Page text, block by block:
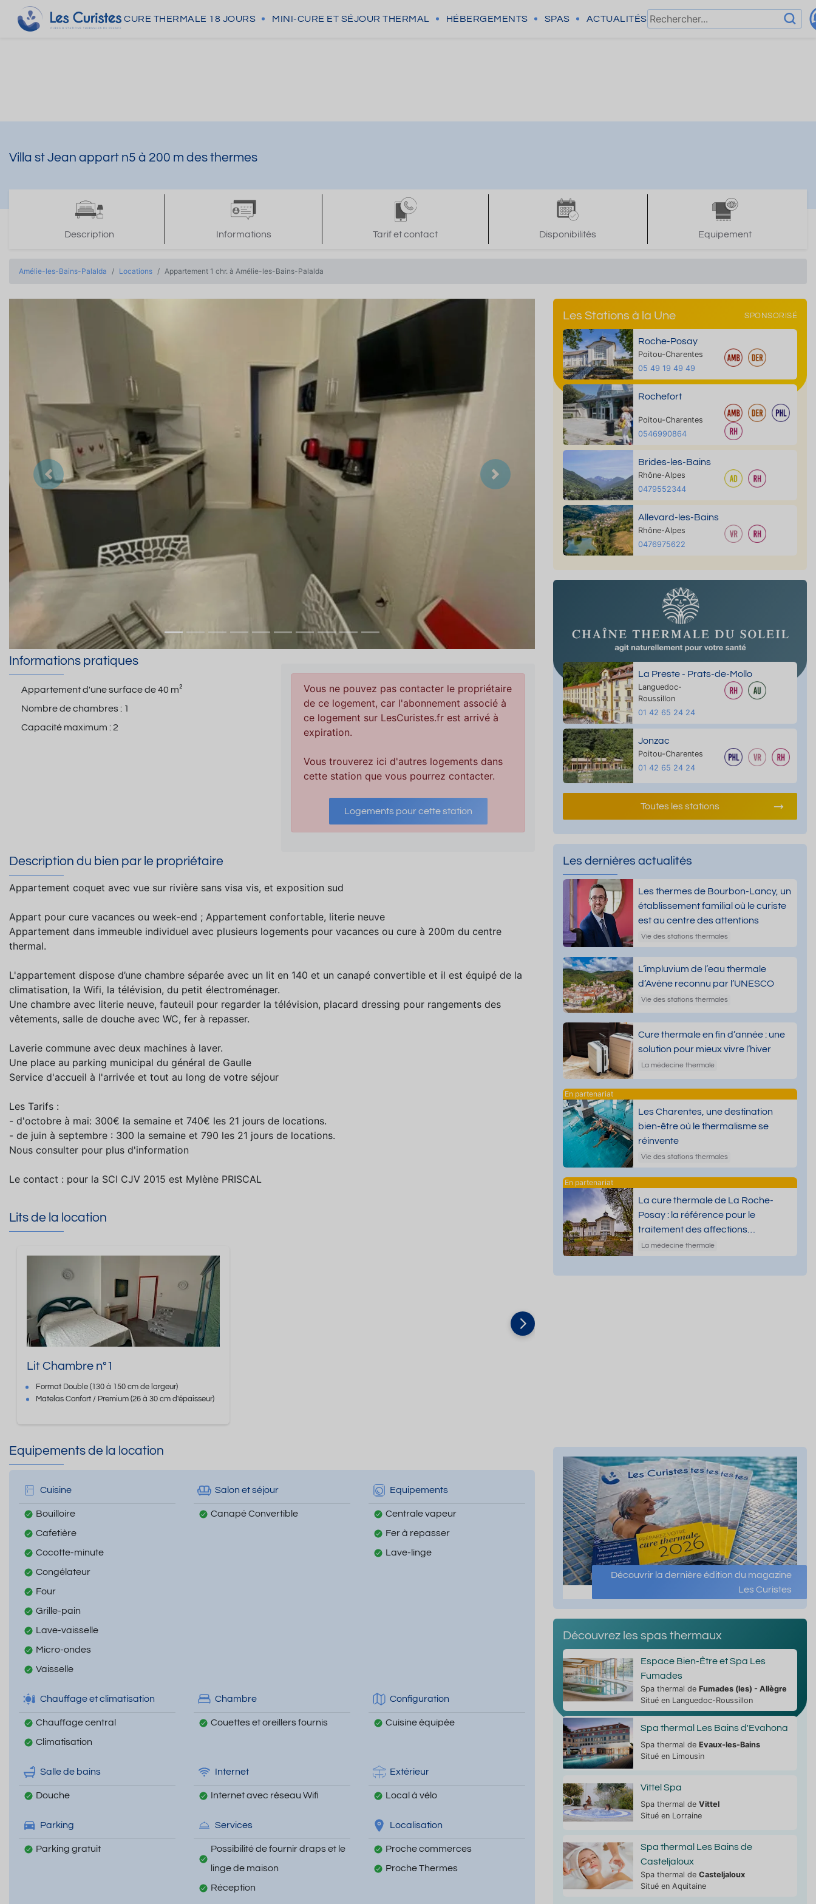
CURE THERMALE 18 JOURS MINI-CURE ET SÉJOUR THERMAL HÉBERGEMENTS SPAS ACTUALITÉS
Villa st Jean appart n5 à 200 m des thermes
Description Informations Tarif et contact Disponibilités Equipement
Amélie-les-Bains-Palalda Locations Appartement 1 chr. à Amélie-les-Bains-Palalda
Précedent Suivant
Informations pratiques
Appartement d'une surface de40 m²
Nombre de chambres : 1
Capacité maximum :2
Vous ne pouvez pas contacter le propriétaire
de ce logement, car l'abonnement associé à
ce logement sur LesCuristes.fr est arrivé à
expiration.
Vous trouverez ici d'autres logements dans
cette station que vous pourrez contacter.
Logements pour cette station
Description du bien par le propriétaire
Appartement coquet avec vue sur rivière sans visa vis, et exposition sud
Appart pour cure vacances ou week-end ; Appartement confortable, literie neuve
Appartement dans immeuble individuel avec plusieurs logements pour vacances ou cure à 200m du centre
thermal.
L'appartement dispose d’une chambre séparée avec un lit en 140 et un canapé convertible et il est équipé de la
climatisation, la Wifi, la télévision, du petit électroménager.
Une chambre avec literie neuve, fauteuil pour regarder la télévision, placard dressing pour rangements des
vêtements, salle de douche avec WC, fer à repasser.
Laverie commune avec deux machines à laver.
Une place au parking municipal du général de Gaulle
Service d'accueil à l'arrivée et tout au long de votre séjour
Les Tarifs :
- d'octobre à mai: 300€ la semaine et 740€ les 21 jours de locations.
- de juin à septembre : 300 la semaine et 790 les 21 jours de locations.
Nous consulter pour plus d'information
Le contact : pour la SCI CJV 2015 est Mylène PRISCAL
Lits de la location
Lit Chambre n°1
Format Double (130 à 150 cm de largeur)
Matelas Confort / Premium(26 à 30 cm d'épaisseur)
Equipements de la location
Cuisine
Bouilloire
Cafetière
Cocotte-minute
Congélateur
Four
Grille-pain
Lave-vaisselle
Micro-ondes
Vaisselle
Salon et séjour
Canapé Convertible
Equipements
Centrale vapeur
Fer à repasser
Lave-linge
Chauffage et climatisation
Chauffage central
Climatisation
Chambre
Couettes et oreillers fournis
Configuration
Cuisine équipée
Salle de bains
Douche
Internet
Internet avec réseau Wifi
Extérieur
Local à vélo
Parking
Parking gratuit
Services
Possibilité de fournir draps et le
linge de maison
Réception
Localisation
Proche commerces
Proche Thermes
Les Stations à la Une SPONSORISÉ
Roche-Posay
Poitou-Charentes
05 49 19 49 49
Rochefort
Poitou-Charentes
0546990864
Brides-les-Bains
Rhône-Alpes
0479552344
Allevard-les-Bains
Rhône-Alpes
0476975622
La Preste - Prats-de-Mollo
Languedoc-
Roussillon
01 42 65 24 24
Jonzac
Poitou-Charentes
01 42 65 24 24
Toutes les stations
Les dernières actualités
Les thermes de Bourbon-Lancy, un
établissement familial où le curiste
est au centre des attentions
Vie des stations thermales
L’impluvium de l’eau thermale
d’Avène reconnu par l’UNESCO
Vie des stations thermales
Cure thermale en fin d’année : une
solution pour mieux vivre l’hiver
La médecine thermale
Les Charentes, une destination
bien-être où le thermalisme se
réinvente
Vie des stations thermales
La cure thermale de La Roche-
Posay : la référence pour le
traitement des affections
dermatologiques
La médecine thermale
Découvrir la dernière édition du magazine
Les Curistes
Découvrez les spas thermaux
Espace Bien-Être et Spa Les
Fumades
Spa thermal de Fumades (les) - Allègre
Situé en Languedoc-Roussillon
Spa thermal Les Bains d'Evahona
Spa thermal de Evaux-les-Bains
Situé en Limousin
Vittel Spa
Spa thermal de Vittel
Situé en Lorraine
Spa thermal Les Bains de
Casteljaloux
Spa thermal de Casteljaloux
Situé en Aquitaine